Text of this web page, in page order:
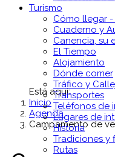
Turismo
Cómo llegar
Cuaderno y
Canencia, su
El Tiempo
Alojamiento
Dónde comer
Tráfico y
Transportes
Teléfonos de
Lugares de
Historia
Tradiciones y
Rutas
Está aquí:
Inicio
Agenda
Campamento de